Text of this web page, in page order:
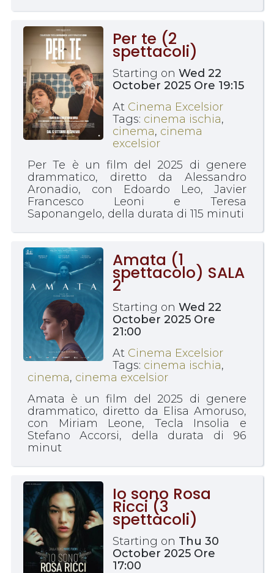
Per te (2
spettacoli)
Starting on Wed 22
October 2025 Ore 19:15
At Cinema Excelsior
Tags: cinema ischia,
cinema, cinema
excelsior
Per Te è un film del 2025 di genere
drammatico, diretto da Alessandro
Aronadio, con Edoardo Leo, Javier
Francesco Leoni e Teresa
Saponangelo, della durata di 115 minuti
Amata (1
spettacolo) SALA
2
Starting on Wed 22
October 2025 Ore
21:00
At Cinema Excelsior
Tags: cinema ischia,
cinema, cinema excelsior
Amata è un film del 2025 di genere
drammatico, diretto da Elisa Amoruso,
con Miriam Leone, Tecla Insolia e
Stefano Accorsi, della durata di 96
minut
Io sono Rosa
Ricci (3
spettacoli)
Starting on Thu 30
October 2025 Ore
17:00